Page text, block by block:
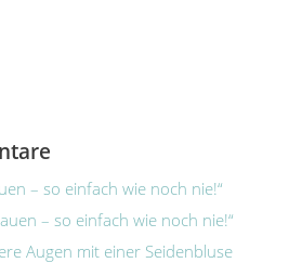
– so einfach wie noch nie!“
– so einfach wie noch nie!“
Augen mit einer Seidenbluse